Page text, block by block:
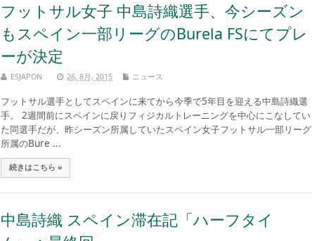
フットサル女子 中島詩織選手、今シーズン
もスペイン一部リーグのBurela FSにてプレ
ーが決定
ESJAPON 26, 8月, 2015 ニュース
フットサル選手としてスペインに来てから今季で5年目を迎える中島詩織選
手。 2週間前にスペインに戻りフィジカルトレーニングを中心にこなしてい
た同選手だが、昨シーズン所属していたスペイン女子フットサル一部リーグ
所属のBure ...
続きはこちら »
中島詩織 スペイン滞在記「ハーフタイ